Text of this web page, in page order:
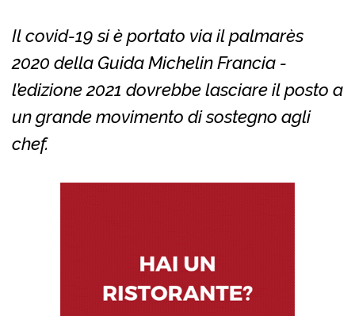
Il covid-19 si è portato via il palmarès
2020 della Guida Michelin Francia -
l’edizione 2021 dovrebbe lasciare il posto a
un grande movimento di sostegno agli
chef.